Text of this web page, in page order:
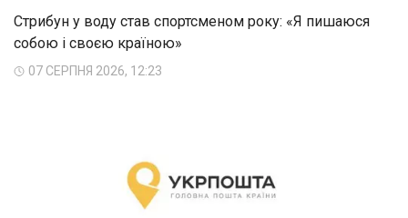
Стрибун у воду став спортсменом року: «Я пишаюся
собою і своєю країною»
07 СЕРПНЯ 2026, 12:23